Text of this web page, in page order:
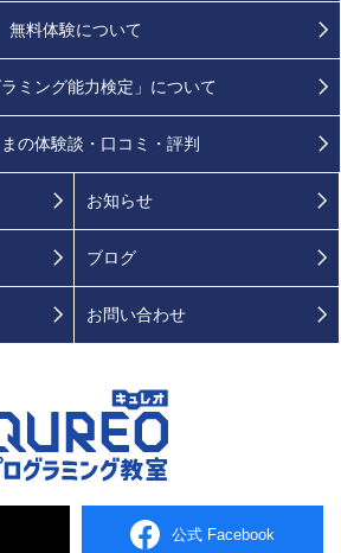
公式 Facebook
無料体験について
ラミング能力検定」 について
の体験談・口コミ・評判
お知らせ
ブログ
お問い合わせ